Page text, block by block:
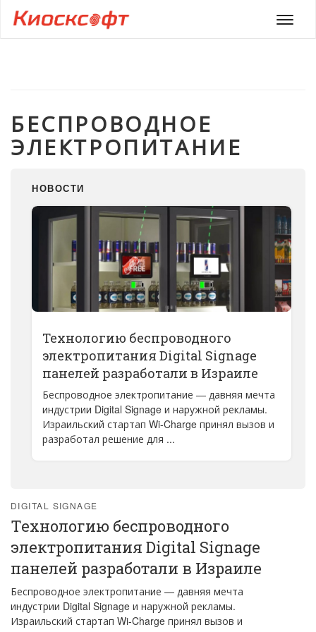
Меню
БЕСПРОВОДНОЕ
ЭЛЕКТРОПИТАНИЕ
НОВОСТИ
Технологию беспроводного
электропитания Digital Signage
панелей разработали в Израиле
Беспроводное электропитание — давняя мечта
индустрии Digital Signage и наружной рекламы.
Израильский стартап Wi-Charge принял вызов и
разработал решение для ...
DIGITAL SIGNAGE
Технологию беспроводного
электропитания Digital Signage
панелей разработали в Израиле
Беспроводное электропитание — давняя мечта
индустрии Digital Signage и наружной рекламы.
Израильский стартап Wi-Charge принял вызов и